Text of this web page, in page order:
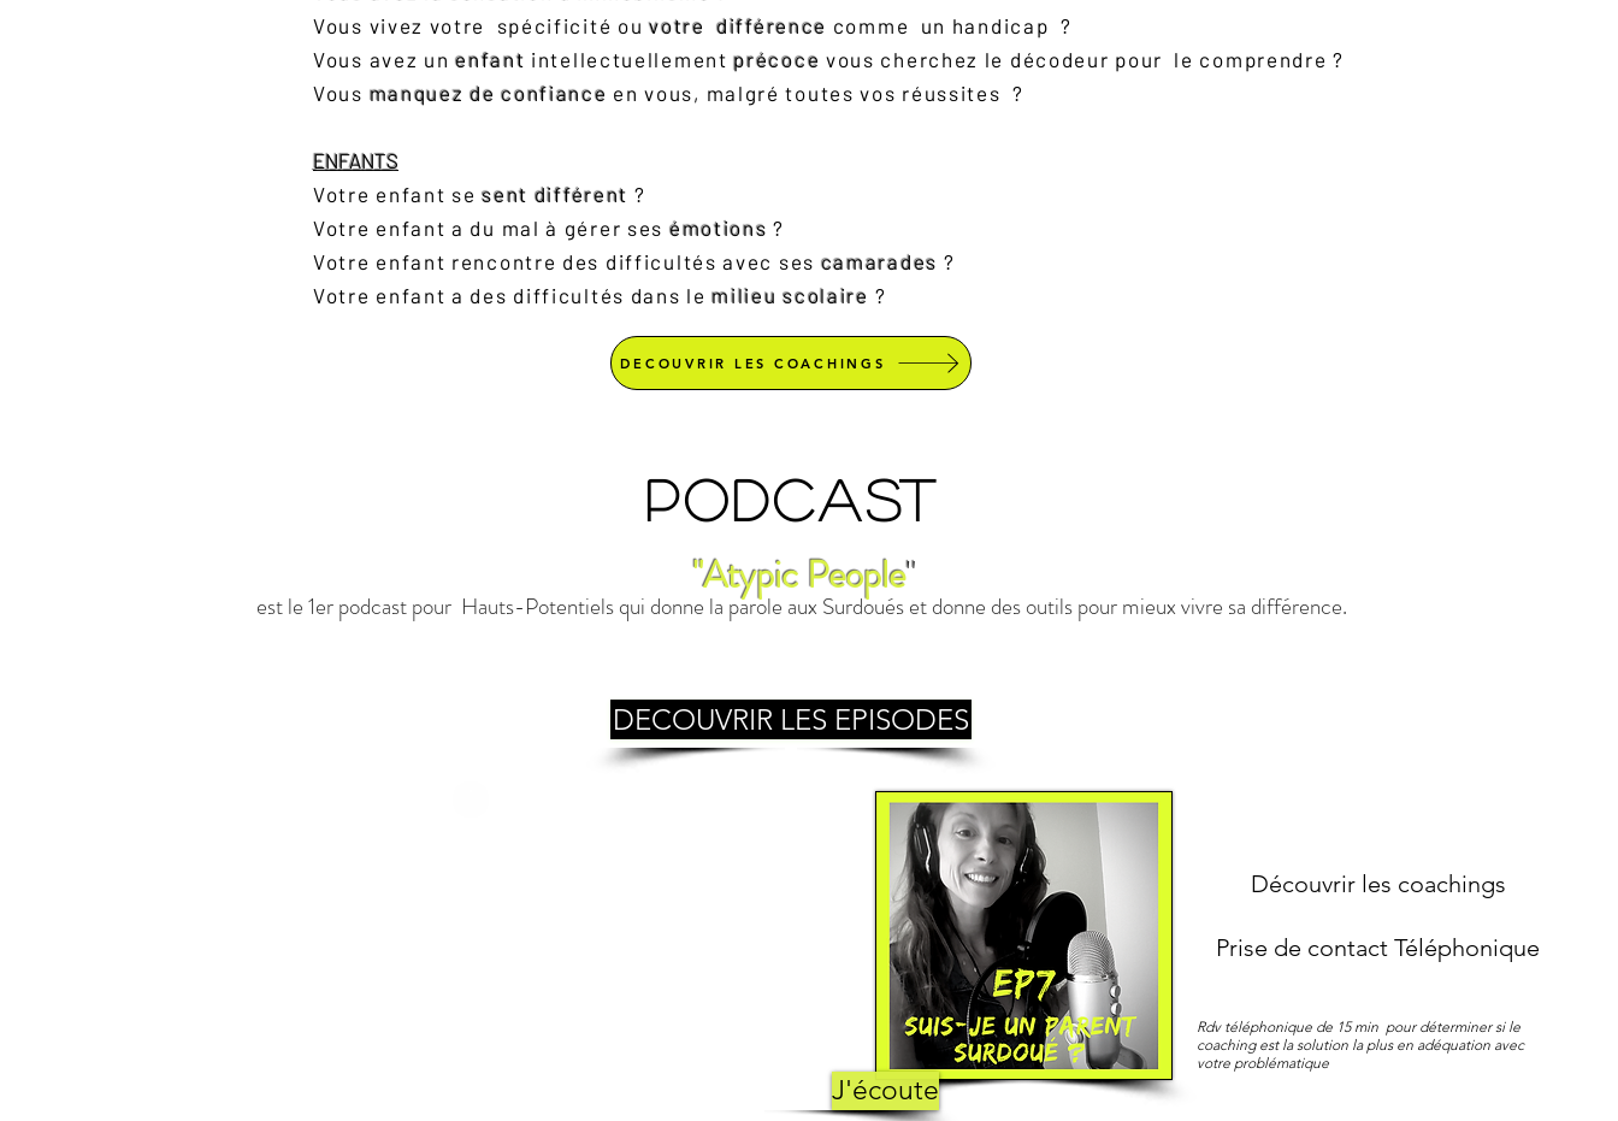
Vous vivez votre spécificité ouvotre différence comme un handicap ?
Vous avez unenfant intellectuellementprécoce vous cherchez le décodeur pour le comprendre ?
Vous manquez de confiance en vous, malgré toutes vos réussites ?
ENFANTS
Votre enfant sesent différent ?
Votre enfant a du mal à gérer ses émotions ?
Votre enfant rencontre des difficultés avec ses camarades ?
Votre enfant a des difficultés dans lemilieu scolaire ?
DECOUVRIR LES COACHINGS
PODCAST
"Atypic People"
est le 1er podcast pour Hauts-Potentiels qui donne la parole aux Surdoués et donne des outils pour mieux vivre sa différence.
DECOUVRIR LES EPISODES
J'écoute
Découvrir les coachings
Prise de contact Téléphonique
Rdv téléphonique de 15 min pour déterminer si le
coaching est la solution la plus en adéquation avec
votre problématique